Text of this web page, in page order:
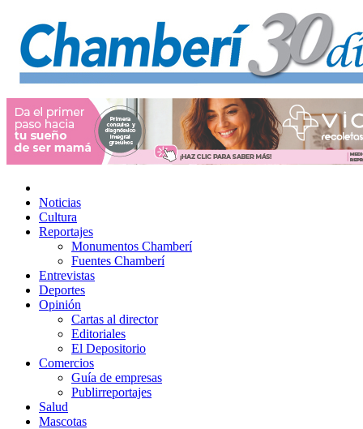
Noticias
Cultura
Reportajes
Monumentos Chamberí
Fuentes Chamberí
Entrevistas
Deportes
Opinión
Cartas al director
Editoriales
El Depositorio
Comercios
Guía de empresas
Publirreportajes
Salud
Mascotas